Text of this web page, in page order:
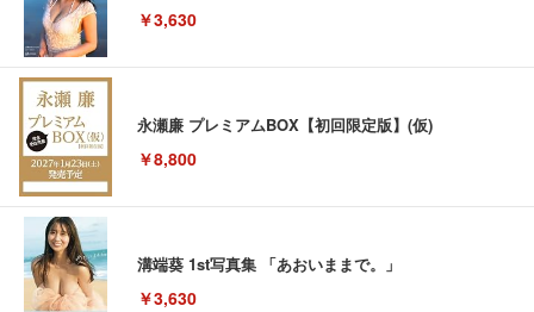
￥3,630
永瀬廉 プレミアムBOX【初回限定版】(仮)
￥8,800
溝端葵 1st写真集 「あおいままで。」
￥3,630